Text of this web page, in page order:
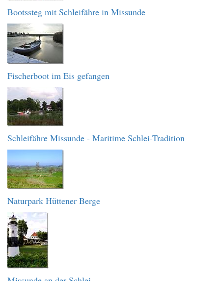
Bootssteg mit Schleifähre in Missunde
Fischerboot im Eis gefangen
Schleifähre Missunde - Maritime Schlei-Tradition
Naturpark Hüttener Berge